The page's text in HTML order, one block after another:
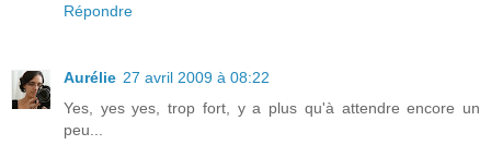
Répondre
Aurélie 27 avril 2009 à 08:22
Yes, yes yes, trop fort, y a plus qu'à attendre encore un
peu...